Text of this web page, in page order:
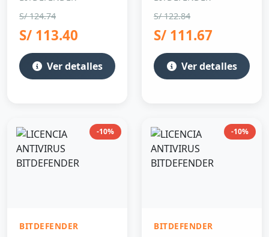
S/ 124.74
S/ 113.40
Ver detalles
S/ 122.84
S/ 111.67
Ver detalles
-10%
BITDEFENDER
-10%
BITDEFENDER